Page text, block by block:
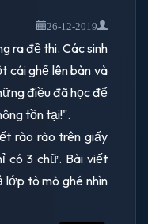
26-12-2019
ra đề thi. Các sinh
cái ghế lên bàn và
điều đã học để
tồn tại!".
rào rào trên giấy
có 3 chữ. Bài viết
tò mò ghé nhìn